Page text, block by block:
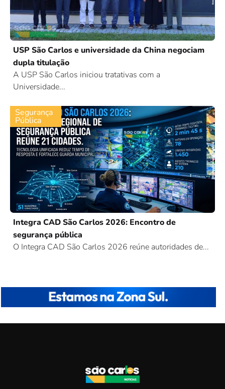
USP São Carlos e universidade da China negociam
dupla titulação
A USP São Carlos iniciou tratativas com a
Universidade...
Segurança
Pública
Integra CAD São Carlos 2026: Encontro de
segurança pública
O Integra CAD São Carlos 2026 reúne autoridades de...